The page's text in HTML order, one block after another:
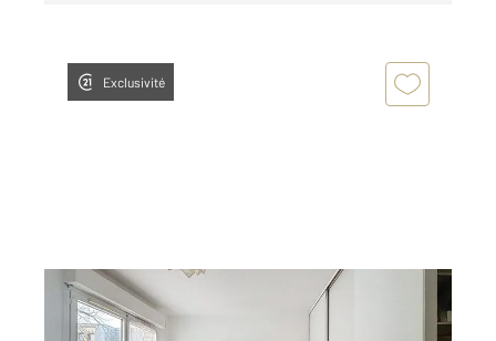
Exclusivité
ROUEN 76
17,76 m2, 1 pièce